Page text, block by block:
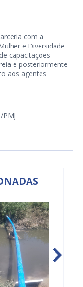
com a
e Diversidade
capacitações
e posteriormente
aos agentes
PMJ